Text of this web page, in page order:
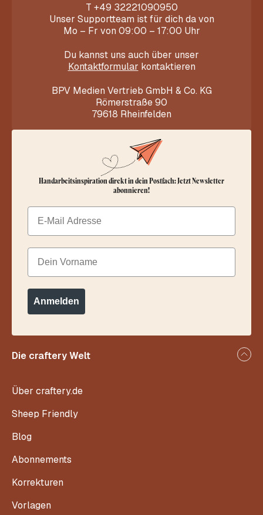
T +49 32221090950
Unser Supportteam ist für dich da von
Mo – Fr von 09:00 – 17:00 Uhr
Du kannst uns auch über unser
Kontaktformular kontaktieren
BPV Medien Vertrieb GmbH & Co. KG
Römerstraße 90
79618 Rheinfelden
Die craftery Welt
Über craftery.de
Sheep Friendly
Blog
Abonnements
Korrekturen
Vorlagen
Handarbeitsinspiration direkt in dein Postfach: Jetzt Newsletter
abonnieren!
Email
Dein Vorname
Anmelden